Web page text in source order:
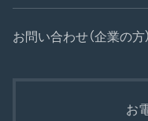
お問い合わせ（企業の方）
お